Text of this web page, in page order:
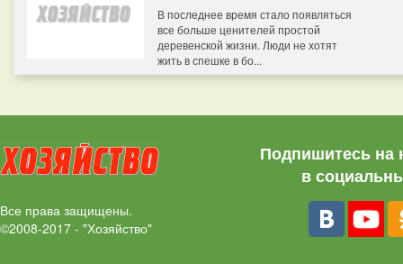
В последнее время стало появляться
все больше ценителей простой
деревенской жизни. Люди не хотят
жить в спешке в бо...
Все права защищены.
©2008-2017 - "Хозяйство"
Подпишитесь на
в